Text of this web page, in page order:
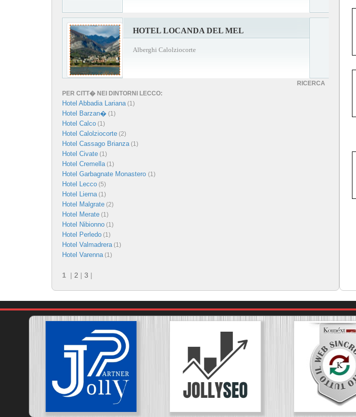
HOTEL LOCANDA DEL MEL
Alberghi Calolziocorte
RICERCA
PER CITT� NEI DINTORNI LECCO:
Hotel Abbadia Lariana(1)
Hotel Barzan� (1)
Hotel Calco (1)
Hotel Calolziocorte (2)
Hotel Cassago Brianza(1)
Hotel Civate (1)
Hotel Cremella(1)
Hotel Garbagnate Monastero (1)
Hotel Lecco (5)
Hotel Lierna(1)
Hotel Malgrate (2)
Hotel Merate (1)
Hotel Nibionno (1)
Hotel Perledo (1)
Hotel Valmadrera(1)
Hotel Varenna(1)
1 | 2 | 3 |